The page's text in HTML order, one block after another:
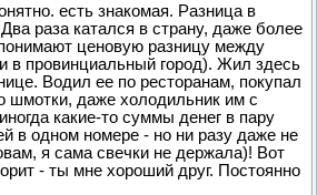
есть знакомая. Разница в
раза катался в страну, даже более
ценовую разницу между
в провинциальный город). Жил здесь
Водил ее по ресторанам, покупал
шмотки, даже холодильник им с
какие-то суммы денег в пару
в одном номере - но ни разу даже не
я сама свечки не держала)! Вот
- ты мне хороший друг. Постоянно